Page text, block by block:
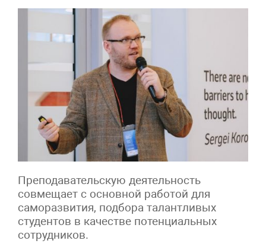
Преподавательскую деятельность
совмещает с основной работой для
саморазвития, подбора талантливых
студентов в качестве потенциальных
сотрудников.